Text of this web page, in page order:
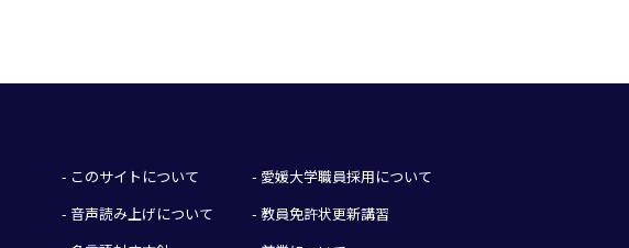
- このサイトについて
- 音声読み上げについて
- 愛媛大学職員採用について
- 教員免許状更新講習